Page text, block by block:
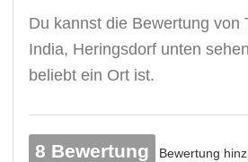
Du kannst die Bewertung von
India, Heringsdorf unten
beliebt ein Ort ist.
8 Bewertung Bewertung